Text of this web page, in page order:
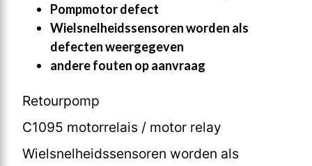
Pompmotor defect
Wielsnelheidssensoren worden als
defecten weergegeven
andere fouten op aanvraag
Retourpomp
C1095 motorrelais / motor relay
Wielsnelheidssensoren worden als